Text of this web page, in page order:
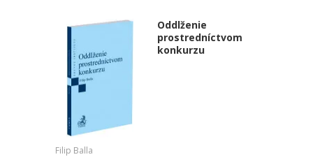
Oddlženie
prostredníctvom
konkurzu
Filip Balla